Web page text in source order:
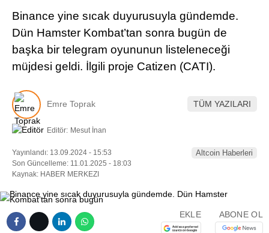
Telegram
Binance yine sıcak duyurusuyla gündemde.
Dün Hamster Kombat’tan sonra bugün de
başka bir telegram oyununun listeleneceği
müjdesi geldi. İlgili proje Catizen (CATI).
Emre Toprak TÜM YAZILARI
Editör: Mesut İnan
Yayınlandı: 13.09.2024 - 15:53
Son Güncelleme: 11.01.2025 - 18:03
Kaynak: HABER MERKEZI
Altcoin Haberleri
EKLE ABONE OL